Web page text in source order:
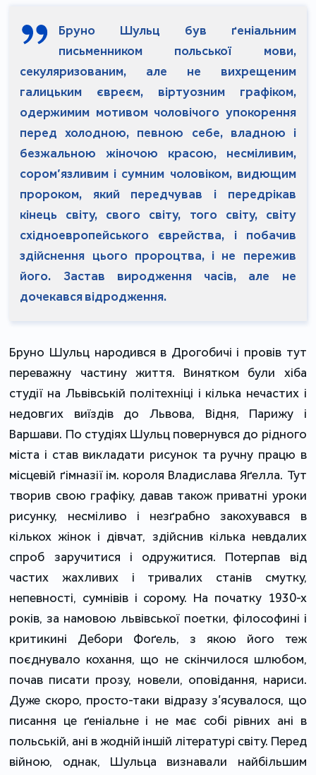
Бруно Шульц був ґеніальним
письменником польської мови,
секуляризованим, але не вихрещеним
галицьким євреєм, віртуозним графіком,
одержимим мотивом чоловічого упокорення
перед холодною, певною себе, владною і
безжальною жіночою красою, несміливим,
сором’язливим і сумним чоловіком, видющим
пророком, який передчував і передрікав
кінець світу, свого світу, того світу, світу
східноевропейського єврейства, і побачив
здійснення цього пророцтва, і не пережив
його. Застав виродження часів, але не
дочекався відродження.
Бруно Шульц народився в Дрогобичі і провів тут
переважну частину життя. Винятком були хіба
студії на Львівській політехніці і кілька нечастих і
недовгих виїздів до Львова, Відня, Парижу і
Варшави. По студіях Шульц повернувся до рідного
міста і став викладати рисунок та ручну працю в
місцевій ґімназії ім. короля Владислава Яґелла. Тут
творив свою графіку, давав також приватні уроки
рисунку, несміливо і незґрабно закохувався в
кількох жінок і дівчат, здійснив кілька невдалих
спроб заручитися і одружитися. Потерпав від
частих жахливих і тривалих станів смутку,
непевності, сумнівів і сорому. На початку 1930-х
років, за намовою львівської поетки, філософині і
критикині Дебори Фоґель, з якою його теж
поєднувало кохання, що не скінчилося шлюбом,
почав писати прозу, новели, оповідання, нариси.
Дуже скоро, просто-таки відразу з’ясувалося, що
писання це ґеніальне і не має собі рівних ані в
польській, ані в жодній іншій літературі світу. Перед
війною, однак, Шульца визнавали найбільшим